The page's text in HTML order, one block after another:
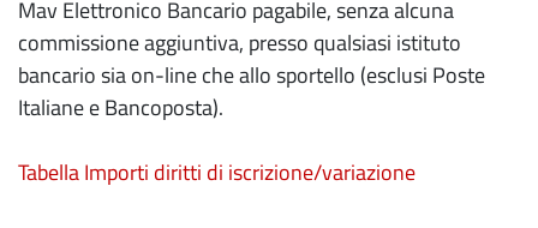
Mav Elettronico Bancario pagabile, senza alcuna
commissione aggiuntiva, presso qualsiasi istituto
bancario sia on-line che allo sportello (esclusi Poste
Italiane e Bancoposta).
Tabella Importi diritti di iscrizione/variazione